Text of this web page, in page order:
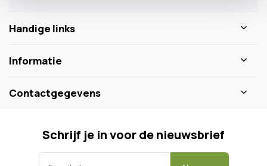
Handige links
Informatie
Contactgegevens
Schrijf je in voor de nieuwsbrief